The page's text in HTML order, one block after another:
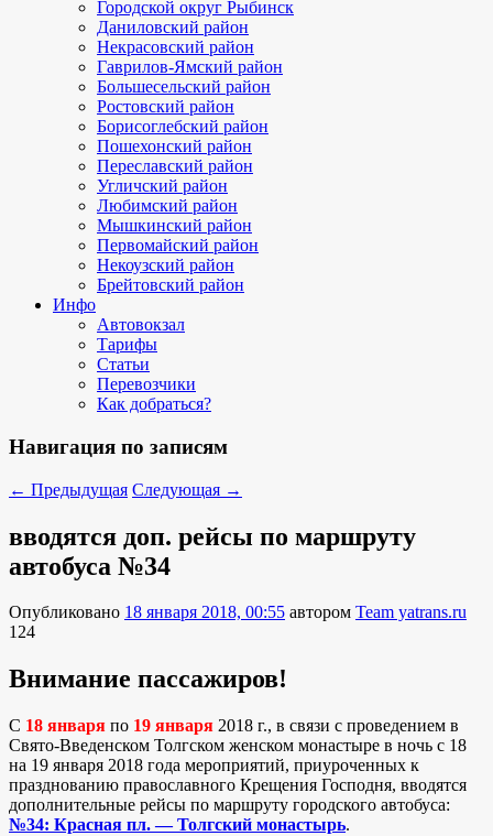
Городской округ Рыбинск
Даниловский район
Некрасовский район
Гаврилов-Ямский район
Большесельский район
Ростовский район
Борисоглебский район
Пошехонский район
Переславский район
Угличский район
Любимский район
Мышкинский район
Первомайский район
Некоузский район
Брейтовский район
Инфо
Автовокзал
Тарифы
Статьи
Перевозчики
Как добраться?
Навигация по записям
← Предыдущая Следующая →
вводятся доп. рейсы по маршруту
автобуса №34
Опубликовано 18 января 2018, 00:55 автором Team yatrans.ru
124
Внимание пассажиров!
С 18 января по 19 января 2018 г., в связи с проведением в
Свято-Введенском Толгском женском монастыре в ночь с 18
на 19 января 2018 года мероприятий, приуроченных к
празднованию православного Крещения Господня, вводятся
дополнительные рейсы по маршруту городского автобуса:
№34: Красная пл. — Толгский монастырь.